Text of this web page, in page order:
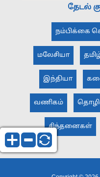
தேடல்
நம்பிக்கை
மலேசியா
இந்தியா
வணிகம்
சிந்தனைகள்